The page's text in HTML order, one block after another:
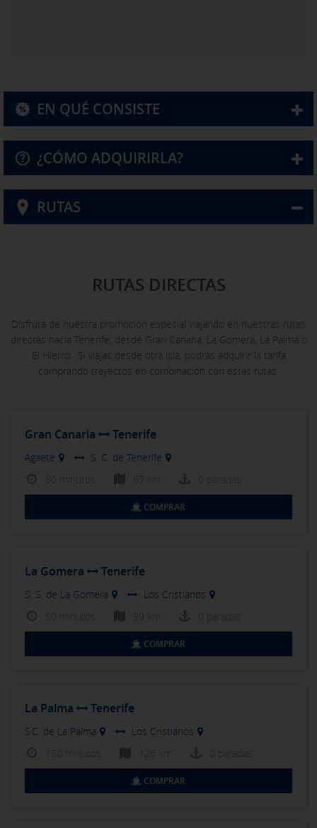
EN QUÉ CONSISTE
¿CÓMO ADQUIRIRLA?
RUTAS
RUTAS DIRECTAS
Disfruta de nuestra promoción especial viajando en nuestras rutas
directas hacia Tenerife, desde Gran Canaria, La Gomera, La Palma o
El Hierro. Si viajas desde otra isla, podrás adquirir la tarifa
comprando trayectos en combinación con estas rutas.
Gran Canaria Tenerife
Agaete
S. C. de Tenerife
80 minutos
67 km 0 paradas
COMPRAR
La Gomera Tenerife
S. S. de La Gomera
Los Cristianos
50 minutos
39 km 0 paradas
COMPRAR
La Palma Tenerife
S.C. de La Palma
Los Cristianos
150 minutos
126 km 0 paradas
COMPRAR